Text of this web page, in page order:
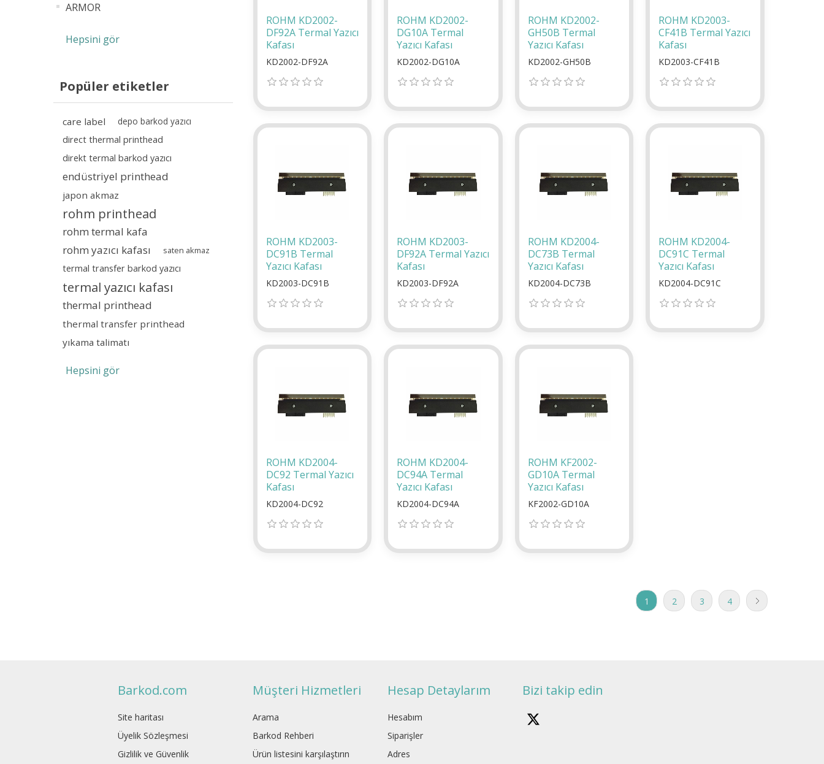
ARMOR
Hepsini gör
Popüler etiketler
care label
depo barkod yazıcı
direct thermal printhead
direkt termal barkod yazıcı
endüstriyel printhead
japon akmaz
rohm printhead
rohm termal kafa
rohm yazıcı kafası
saten akmaz
termal transfer barkod yazıcı
termal yazıcı kafası
thermal printhead
thermal transfer printhead
yıkama talimatı
Hepsini gör
ROHM KD2002-
DF92A Termal Yazıcı
Kafası
KD2002-DF92A
ROHM KD2002-
DG10A Termal
Yazıcı Kafası
KD2002-DG10A
ROHM KD2002-
GH50B Termal
Yazıcı Kafası
KD2002-GH50B
ROHM KD2003-
CF41B Termal Yazıcı
Kafası
KD2003-CF41B
ROHM KD2003-
DC91B Termal
Yazıcı Kafası
KD2003-DC91B
ROHM KD2003-
DF92A Termal Yazıcı
Kafası
KD2003-DF92A
ROHM KD2004-
DC73B Termal
Yazıcı Kafası
KD2004-DC73B
ROHM KD2004-
DC91C Termal
Yazıcı Kafası
KD2004-DC91C
ROHM KD2004-
DC92 Termal Yazıcı
Kafası
KD2004-DC92
ROHM KD2004-
DC94A Termal
Yazıcı Kafası
KD2004-DC94A
ROHM KF2002-
GD10A Termal
Yazıcı Kafası
KF2002-GD10A
1 2 3 4
Barkod.com
Site haritası
Üyelik Sözleşmesi
Gizlilik ve Güvenlik
Müşteri Hizmetleri
Arama
Barkod Rehberi
Ürün listesini karşılaştırın
Hesap Detaylarım
Hesabım
Siparişler
Adres
Bizi takip edin